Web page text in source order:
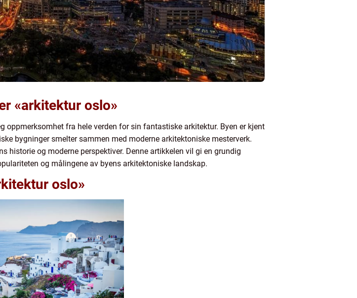
«arkitektur oslo»
oppmerksomhet fra hele verden for sin fantastiske arkitektur. Byen er kjent
bygninger smelter sammen med moderne arkitektoniske mesterverk.
historie og moderne perspektiver. Denne artikkelen vil gi en grundig
og målingene av byens arkitektoniske landskap.
oslo»